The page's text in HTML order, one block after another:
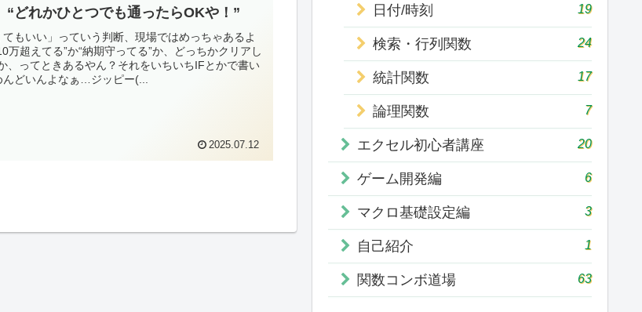
“どれかひとつでも通ったらOKや！”
もいい」っていう判断、現場ではめっちゃあるよ
万超えてる”か“納期守ってる”か、どっちかクリアし
、ってときあるやん？それをいちいちIFとかで書い
どいんよなぁ…ジッピー(...
2025.07.12
日付/時刻 19
検索・行列関数 24
統計関数 17
論理関数 7
エクセル初心者講座 20
ゲーム開発編 6
マクロ基礎設定編 3
自己紹介 1
関数コンボ道場 63